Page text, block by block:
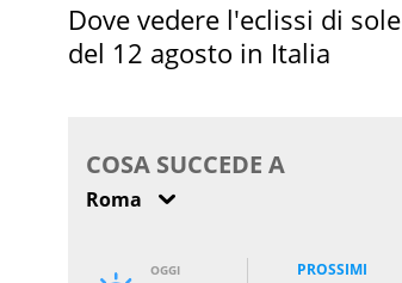
Dove vedere l'eclissi di sole
del 12 agosto in Italia